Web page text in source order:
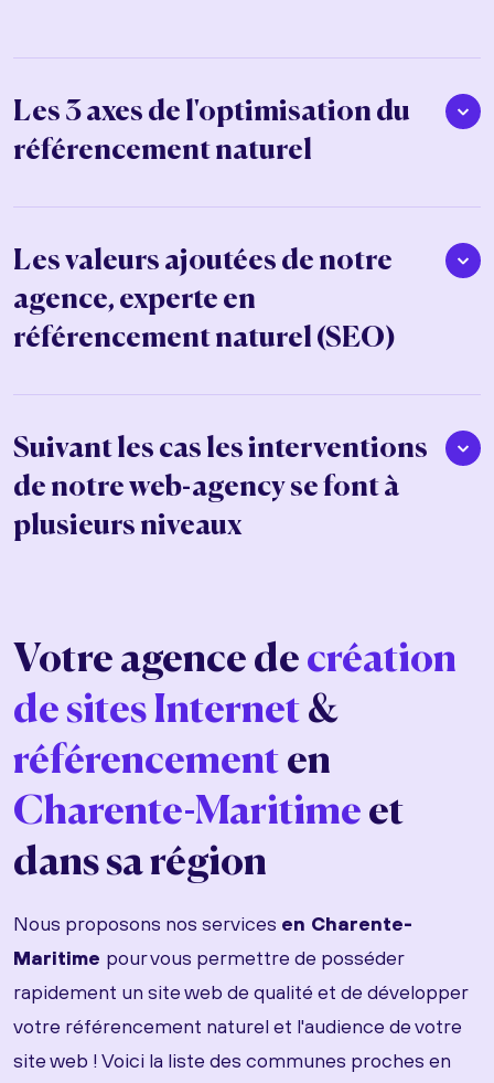
Les 3 axes de l'optimisation du
référencement naturel
Les valeurs ajoutées de notre
agence, experte en
référencement naturel (SEO)
Suivant les cas les interventions
de notre web-agency se font à
plusieurs niveaux
Votre agence de création
de sites Internet &
référencement en
Charente-Maritime et
dans sa région
Nous proposons nos services en Charente-
Maritime pour vous permettre de posséder
rapidement un site web de qualité et de développer
votre référencement naturel et l'audience de votre
site web ! Voici la liste des communes proches en